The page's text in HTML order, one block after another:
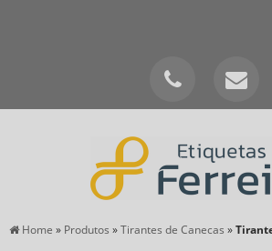
Home » Produtos »Tirantes de Canecas »